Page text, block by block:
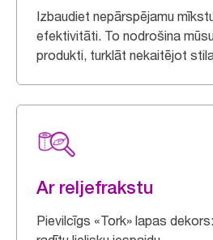
Izbaudiet nepārspējamu
efektivitāti. To nodrošina
produkti, turklāt nekaitējot
Ar reljefrakstu
Pievilcīgs «Tork» lapas